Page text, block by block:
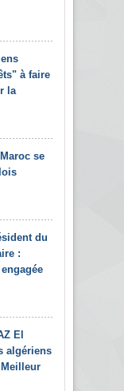
à faire
la
se
du
:
El
algériens